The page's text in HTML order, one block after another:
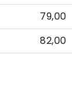
79,00
82,00